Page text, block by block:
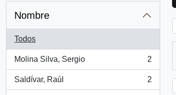
Nombre
Todos
Molina Silva, Sergio
, 2 resultados
2
Saldívar, Raúl
, 2 resultados
2